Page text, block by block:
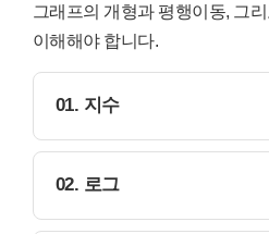
그래프의 개형과 평행이동, 그
이해해야 합니다.
01. 지수
02. 로그